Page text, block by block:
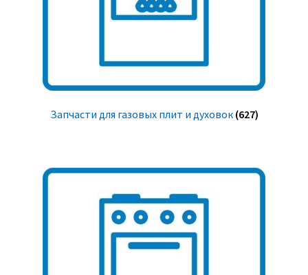
Запчасти для газовых плит и духовок (627)